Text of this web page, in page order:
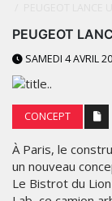
PEUGEOT
SAMEDI 4 AVRIL
CONCEPT
À Paris, le
un nouveau
Le Bistrot du